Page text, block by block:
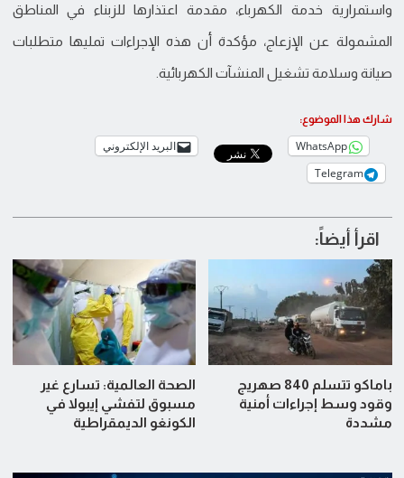
واستمرارية خدمة الكهرباء، مقدمة اعتذارها للزبناء في المناطق
المشمولة عن الإزعاج، مؤكدة أن هذه الإجراءات تمليها متطلبات
صيانة وسلامة تشغيل المنشآت الكهربائية.
شارك هذا الموضوع:
WhatsApp
البريد الإلكتروني
Telegram
اقرأ أيضاً:
باماكو تتسلم 840 صهريج
وقود وسط إجراءات أمنية
مشددة
الصحة العالمية: تسارع غير
مسبوق لتفشي إيبولا في
الكونغو الديمقراطية